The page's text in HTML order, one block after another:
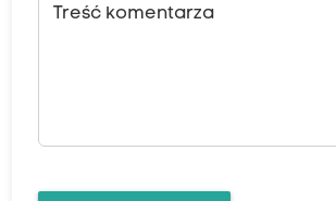
Treść komentarza